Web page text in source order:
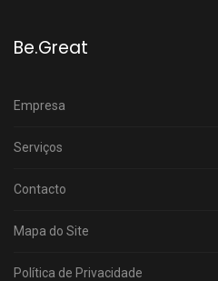
Be.Great
Empresa
Serviços
Contacto
Mapa do Site
Política de Privacidade